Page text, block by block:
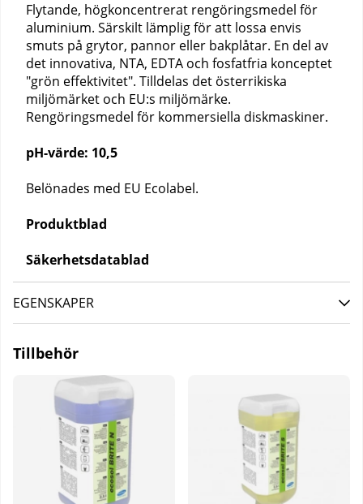
Flytande, högkoncentrerat rengöringsmedel för
aluminium. Särskilt lämplig för att lossa envis
smuts på grytor, pannor eller bakplåtar. En del av
det innovativa, NTA, EDTA och fosfatfria konceptet
"grön effektivitet". Tilldelas det österrikiska
miljömärket och EU:s miljömärke.
Rengöringsmedel för kommersiella diskmaskiner.
pH-värde: 10,5
Belönades med EU Ecolabel.
Produktblad
Säkerhetsdatablad
EGENSKAPER
Tillbehör